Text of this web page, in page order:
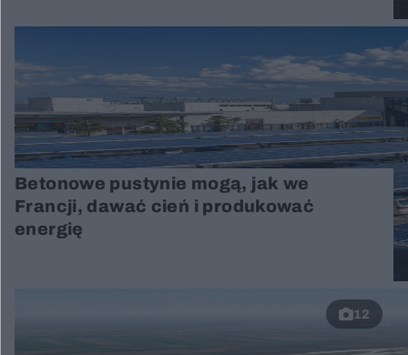
Betonowe pustynie mogą, jak we
Francji, dawać cień i produkować
energię
12